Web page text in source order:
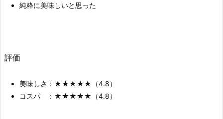
純粋に美味しいと思った
評価
美味しさ：★★★★★（4.8）
コスパ ：★★★★★（4.8）